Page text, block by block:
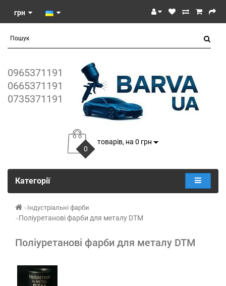
грн
0965371191
0665371191
0735371191
0
товарів, на 0 грн
Категорії
Індустріальні фарби
Поліуретанові фарби для металу DTM
Поліуретанові фарби для металу DTM